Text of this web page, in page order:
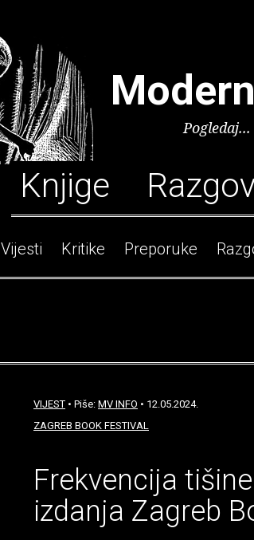
Knjige
Vijesti Kritike Preporuke
VIJEST • Piše: MV INFO • 12.05.2024.
ZAGREB BOOK FESTIVAL
Frekvencija
izdanja Zagreb